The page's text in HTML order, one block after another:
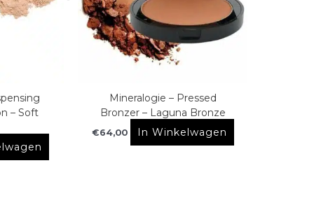
– Soft
Mineralogie – Pressed
Bronzer – Laguna Bronze
€64,00 In Winkelwagen